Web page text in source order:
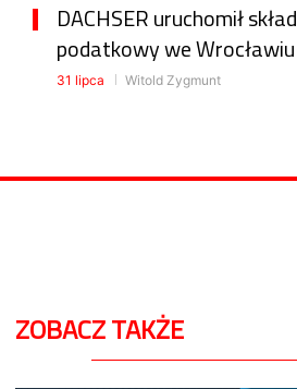
DACHSER uruchomił skład
podatkowy we Wrocławiu
31 lipca Witold Zygmunt
ZOBACZ TAKŻE